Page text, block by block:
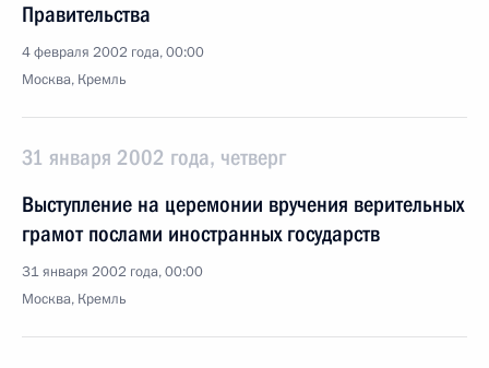
Правительства
4 февраля 2002 года, 00:00
Москва, Кремль
31 января 2002 года, четверг
Выступление на церемонии вручения верительных
грамот послами иностранных государств
31 января 2002 года, 00:00
Москва, Кремль